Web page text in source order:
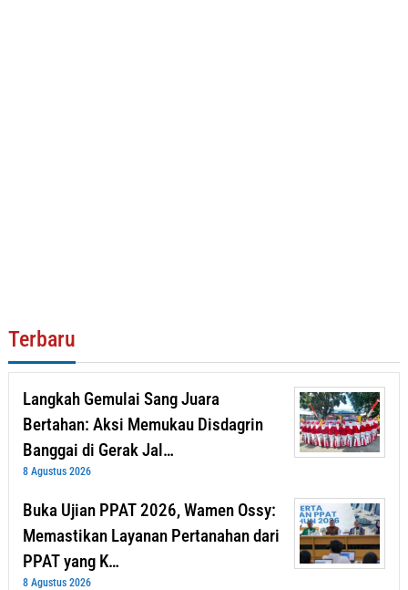
Terbaru
Langkah Gemulai Sang Juara
Bertahan: Aksi Memukau Disdagrin
Banggai di Gerak Jal…
8 Agustus 2026
Buka Ujian PPAT 2026, Wamen Ossy:
Memastikan Layanan Pertanahan dari
PPAT yang K…
8 Agustus 2026